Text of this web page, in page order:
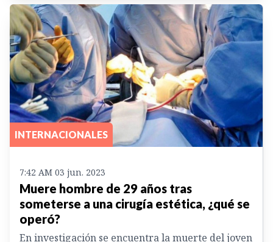
INTERNACIONALES
7:42 AM 03 jun. 2023
Muere hombre de 29 años tras
someterse a una cirugía estética, ¿qué se
operó?
En investigación se encuentra la muerte del joven